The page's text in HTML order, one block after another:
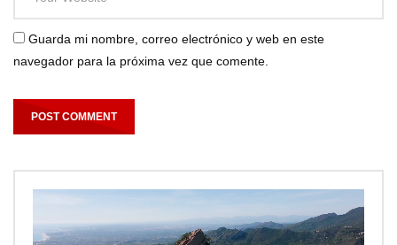
Guarda mi nombre, correo electrónico y web en este
navegador para la próxima vez que comente.